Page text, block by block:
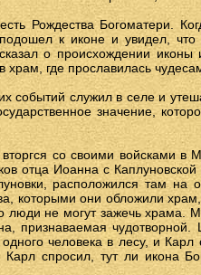
Рождества Богоматери.
к иконе и увидел, что
о происхождении
где прославилась
событий служил в селе и
значение,
вторгся со своими войсками
отца Иоанна с
расположился там на
которыми они обложили
люди не могут зажечь храма.
признаваемая
человека в лесу, и
Карл спросил, тут ли икона